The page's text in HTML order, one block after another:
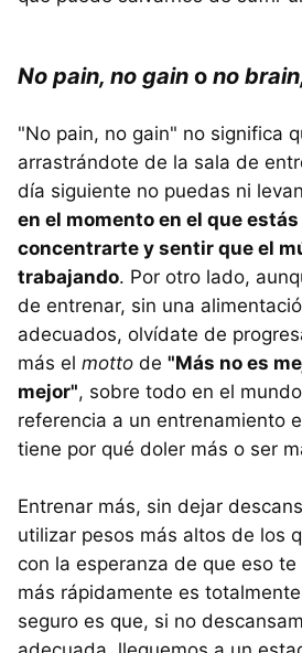
No pain, no gain o no
"No pain, no gain" no significa
arrastrándote de la sala de
día siguiente no puedas ni
en el momento en el que
concentrarte y sentir que el
trabajando. Por otro lado,
de entrenar, sin una
adecuados, olvídate de
más el motto de "Más no es
mejor", sobre todo en el
referencia a un entrenamiento
tiene por qué doler más o ser
Entrenar más, sin dejar
utilizar pesos más altos de los
con la esperanza de que eso
más rápidamente es
seguro es que, si no